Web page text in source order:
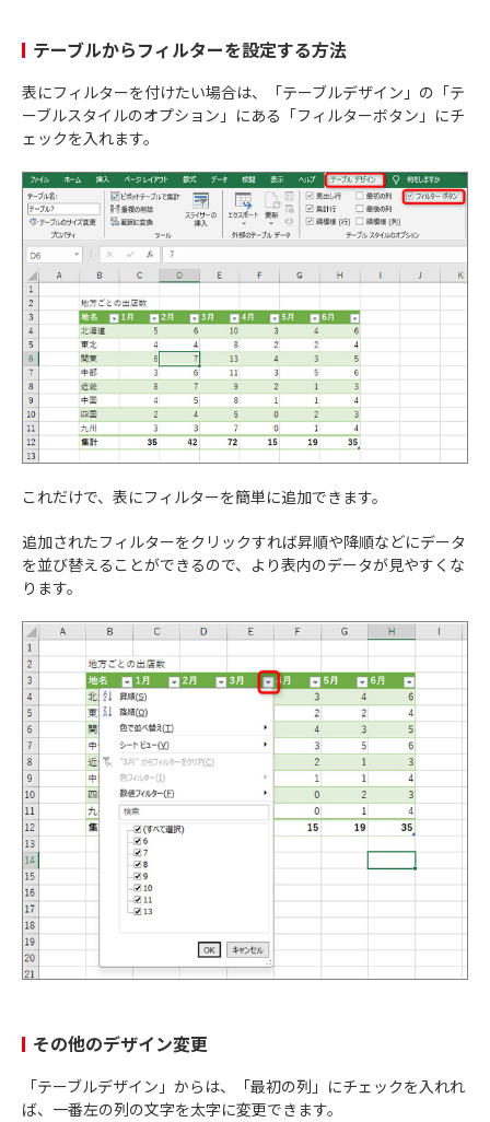
テーブルからフィルターを設定する方法
表にフィルターを付けたい場合は、「テーブルデザイン」の「テ
ーブルスタイルのオプション」にある「フィルターボタン」にチ
ェックを入れます。
これだけで、表にフィルターを簡単に追加できます。
追加されたフィルターをクリックすれば昇順や降順などにデータ
を並び替えることができるので、より表内のデータが見やすくな
ります。
その他のデザイン変更
「テーブルデザイン」からは、「最初の列」にチェックを入れれ
ば、一番左の列の文字を太字に変更できます。